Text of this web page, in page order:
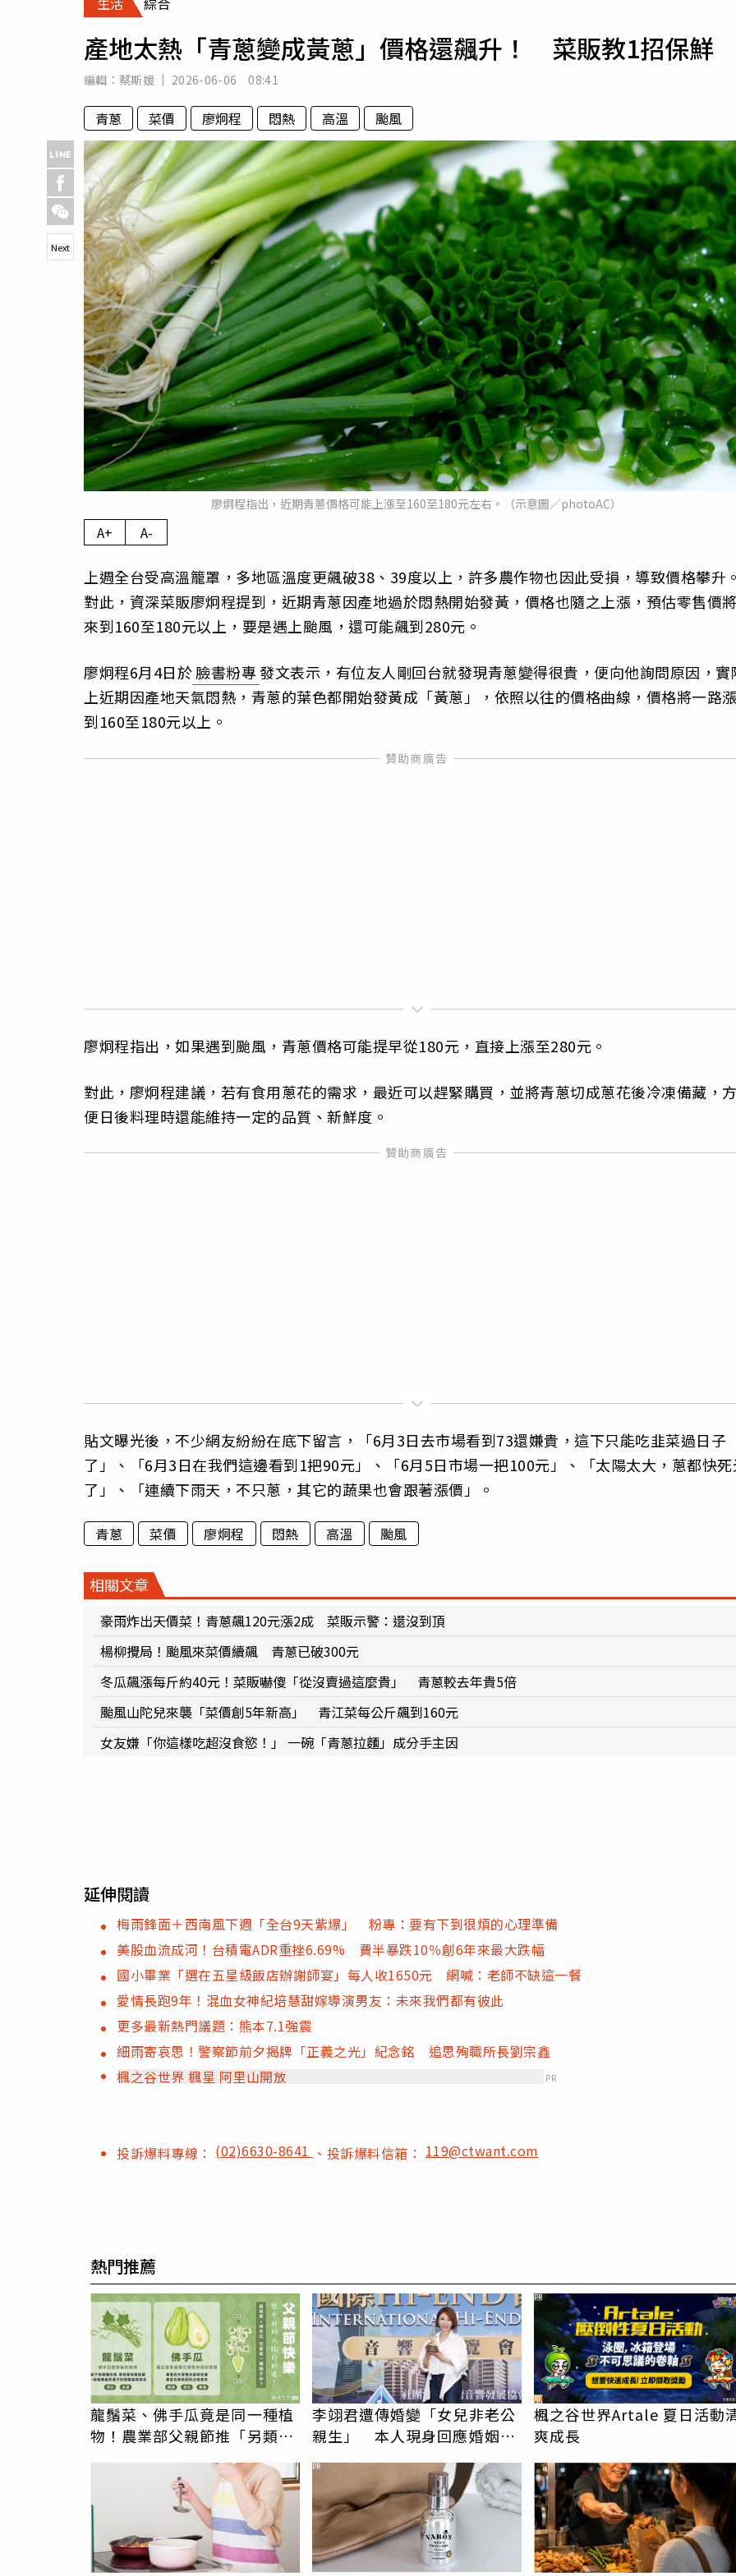
專欄
房產新勢力
產地太熱「青蔥變成黃蔥」價格還飆升！ 菜販教1招保鮮
編輯： 蔡斯媛 2026-06-06 08:41
青蔥 菜價 廖炯程 悶熱 高溫 颱風
廖炯程指出，近期青蔥價格可能上漲至160至180元左右。（示意圖／photoAC）
Next
A+ A-
上週全台受高溫籠罩，多地區溫度更飆破38、39度以上，許多農作物也因此受損，導致價格攀升
對此，資深菜販廖炯程提到，近期青蔥因產地過於悶熱開始發黃，價格也隨之上漲，預估零售價
來到160至180元以上，要是遇上颱風，還可能飆到280元。
廖炯程6月4日於臉書粉專發文表示，有位友人剛回台就發現青蔥變得很貴，便向他詢問原因，實
上近期因產地天氣悶熱，青蔥的葉色都開始發黃成「黃蔥」，依照以往的價格曲線，價格將一路
到160至180元以上。
廖炯程指出，如果遇到颱風，青蔥價格可能提早從180元，直接上漲至280元。
對此，廖炯程建議，若有食用蔥花的需求，最近可以趕緊購買，並將青蔥切成蔥花後冷凍備藏，
便日後料理時還能維持一定的品質、新鮮度。
貼文曝光後，不少網友紛紛在底下留言，「6月3日去市場看到73還嫌貴，這下只能吃韭菜過日子
了」、「6月3日在我們這邊看到1把90元」、「6月5日市場一把100元」、「太陽太大，蔥都快
了」、「連續下雨天，不只蔥，其它的蔬果也會跟著漲價」。
青蔥 菜價 廖炯程 悶熱 高溫 颱風
相關文章
豪雨炸出天價菜！青蔥飆120元漲2成 菜販示警：還沒到頂
楊柳攪局！颱風來菜價續飆 青蔥已破300元
冬瓜飆漲每斤約40元！菜販嚇傻「從沒賣過這麼貴」 青蔥較去年貴5倍
颱風山陀兒來襲「菜價創5年新高」 青江菜每公斤飆到160元
女友嫌「你這樣吃超沒食慾！」 一碗「青蔥拉麵」成分手主因
延伸閱讀
梅雨鋒面＋西南風下週「全台9天紫爆」 粉專：要有下到很煩的心理準備
美股血流成河！台積電ADR重挫6.69% 費半暴跌10％創6年來最大跌幅
國小畢業「選在五星級飯店辦謝師宴」每人收1650元 網喊：老師不缺這一餐
愛情長跑9年！混血女神紀培慧甜嫁導演男友：未來我們都有彼此
更多最新熱門議題：熊本7.1強震
細雨寄哀思！警察節前夕揭牌「正義之光」紀念銘 追思殉職所長劉宗鑫
楓之谷世界 楓星 阿里山開放
PR
投訴爆料專線： (02)6630-8641 、投訴爆料信箱：119@ctwant.com
熱門推薦
龍鬚菜、佛手瓜竟是同一種植
物！農業部父親節推「另類親
李翊君遭傳婚變「女兒非老公
親生」 本人現身回應婚姻現
楓之谷世界Artale 夏日活動
爽成長
PR
PR